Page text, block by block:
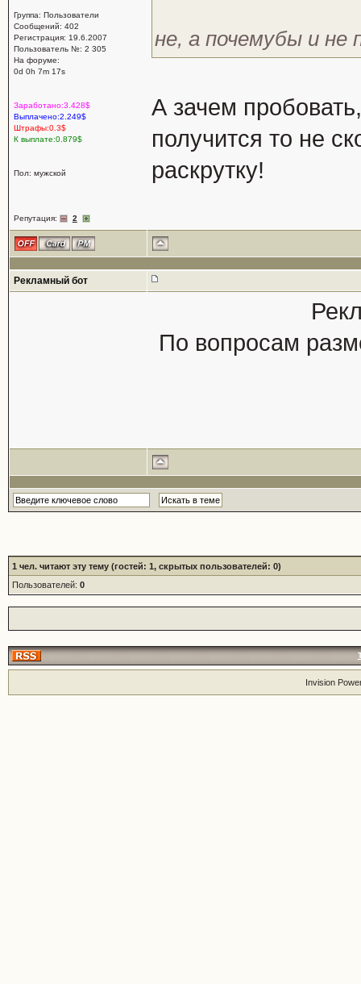
Группа: Пользователи
Сообщений: 402
Регистрация: 19.6.2007
Пользователь №: 2 305
На форуме:
0d 0h 7m 17s
Заработано:3.428$
Выплачено:2.249$
Штрафы:0.3$
К выплате:0.879$
Пол: мужской
Репутация: 2
не, а почемубы и не
А зачем
получится то не
раскрутку!
Рекламный бот
По вопросам
1 чел. читают эту тему (гостей: 1, скрытых пользователей: 0)
Пользователей: 0
Invision